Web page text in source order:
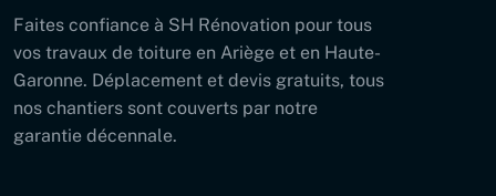
Faites confiance à SH Rénovation pour tous
vos travaux de toiture en Ariège et en Haute-
Garonne. Déplacement et devis gratuits, tous
nos chantiers sont couverts par notre
garantie décennale.